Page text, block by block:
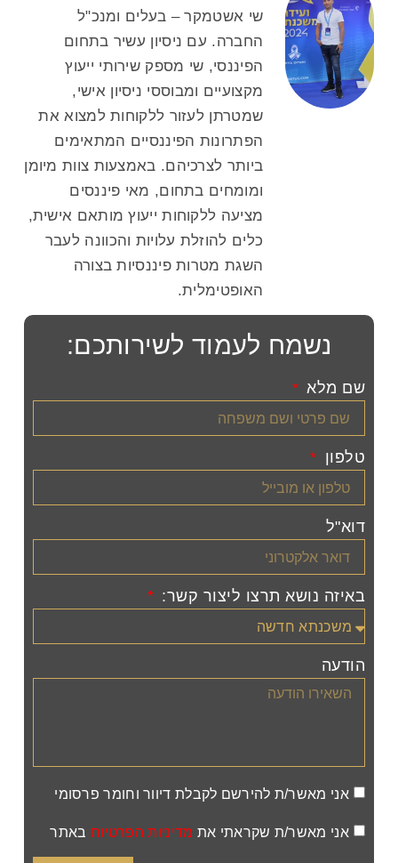
שי אשטמקר – בעלים ומנכ"ל
החברה. עם ניסיון עשיר בתחום
הפיננסי, שי מספק שירותי ייעוץ
מקצועיים ומבוססי ניסיון אישי,
שמטרתן לעזור ללקוחות למצוא את
הפתרונות הפיננסיים המתאימים
ביותר לצרכיהם. באמצעות צוות מיומן
ומומחים בתחום, מאי פיננסים
מציעה ללקוחות ייעוץ מותאם אישית,
כלים להוזלת עלויות והכוונה לעבר
השגת מטרות פיננסיות בצורה
האופטימלית.
נשמח לעמוד לשירותכם:
שם מלא
טלפון
דוא"ל
באיזה נושא תרצו ליצור קשר:
הודעה
אני מאשר/ת להירשם לקבלת דיוור וחומר פרסומי
אני מאשר/ת שקראתי את מדיניות הפרטיות באתר